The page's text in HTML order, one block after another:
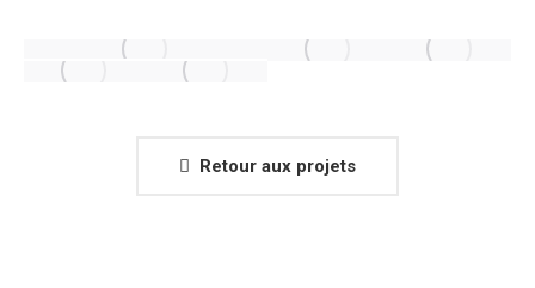
Retour aux projets